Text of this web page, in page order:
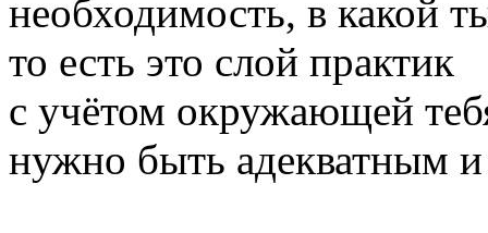
необходимость, в какой
то есть это слой практик
с учётом окружающей
нужно быть адекватным